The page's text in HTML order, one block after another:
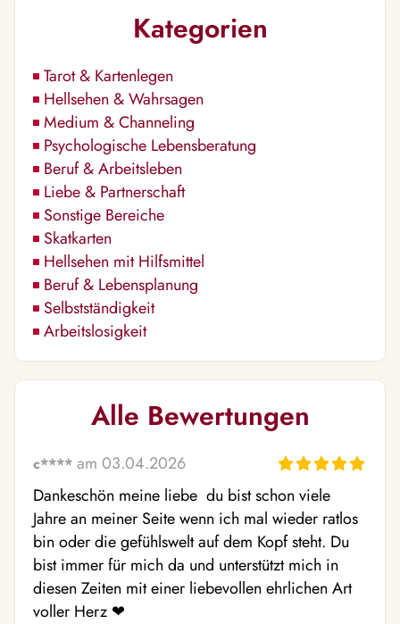
Kategorien
Tarot & Kartenlegen
Hellsehen & Wahrsagen
Medium & Channeling
Psychologische Lebensberatung
Beruf & Arbeitsleben
Liebe & Partnerschaft
Sonstige Bereiche
Skatkarten
Hellsehen mit Hilfsmittel
Beruf & Lebensplanung
Selbstständigkeit
Arbeitslosigkeit
Alle Bewertungen
c**** am 03.04.2026
Dankeschön meine liebe  du bist schon viele
Jahre an meiner Seite wenn ich mal wieder ratlos
bin oder die gefühlswelt auf dem Kopf steht. Du
bist immer für mich da und unterstützt mich in
diesen Zeiten mit einer liebevollen ehrlichen Art
voller Herz ❤ ️